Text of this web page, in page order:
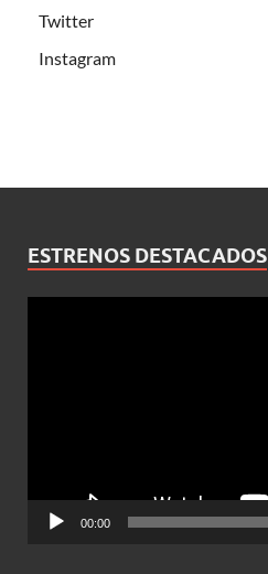
Twitter
Instagram
ESTRENOS DESTACADOS
00:00